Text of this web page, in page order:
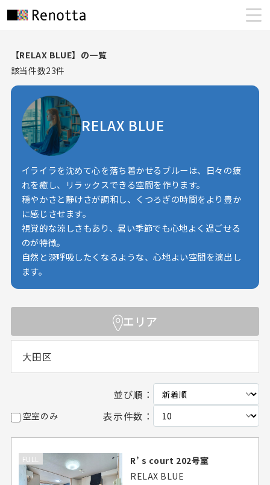
【RELAX BLUE】の一覧
該当件数23件
RELAX BLUE
イライラを沈めて心を落ち着かせるブルーは、日々の疲
れを癒し、リラックスできる空間を作ります。
穏やかさと静けさが調和し、くつろぎの時間をより豊か
に感じさせます。
視覚的な涼しさもあり、暑い季節でも心地よく過ごせる
のが特徴。
自然と深呼吸したくなるような、心地よい空間を演出し
ます。
エリア
大田区
並び順：
空室のみ 表示件数：
FULL
R’ s court 202号室
RELAX BLUE